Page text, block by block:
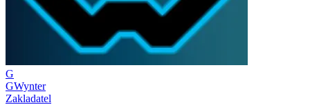
G
GWynter
Zakladatel